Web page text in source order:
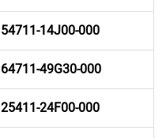
54711-14J00-000
64711-49G30-000
25411-24F00-000